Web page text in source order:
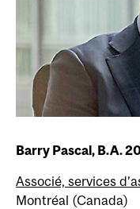
Barry Pascal, B.A.
Associé, services
Montréal (Canada)